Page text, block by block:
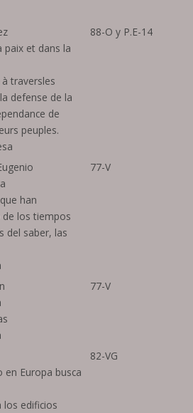
paix et dans la
traversles
defense de la
de
peuples.
88-O y P.E-14
han
los tiempos
del saber, las
77-V
77-V
en Europa busca
los edificios
82-VG